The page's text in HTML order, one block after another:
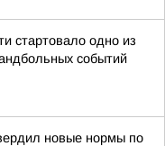
стартовало одно из
событий
новые нормы по